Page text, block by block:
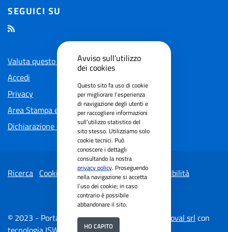
SEGUICI SU
Valuta questo sito
Accedi
Privacy
Area Stampa e Social
Dichiarazione di accessibilita'
Ricerca Cookie Policy Dichiarazione di accessibilità
© 2023 - Portale istituzionale realizzato da Secoval srl con
Avviso sull'utilizzo
dei cookies
Questo sito fa uso di cookie
per migliorare l’esperienza
di navigazione degli utenti e
per raccogliere informazioni
sull’utilizzo statistico del
sito stesso. Utilizziamo solo
cookie tecnici. Può
conoscere i dettagli
consultando la nostra
privacy policy. Proseguendo
nella navigazione si accetta
l’uso dei cookie; in caso
contrario è possibile
abbandonare il sito.
HO CAPITO